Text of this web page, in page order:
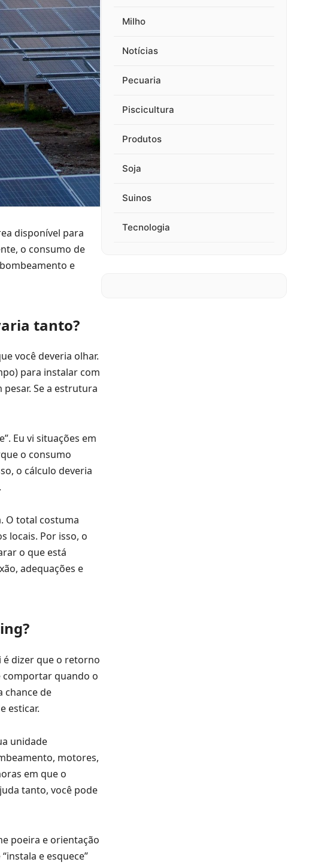
disponível para
o consumo de
e
tanto?
você deveria olhar.
para instalar com
Se a estrutura
Eu vi situações em
o consumo
o cálculo deveria
O total costuma
locais. Por isso, o
o que está
adequações e
é dizer que o retorno
comportar quando o
chance de
esticar.
unidade
motores,
em que o
tanto, você pode
poeira e orientação
e esquece”
Milho
Notícias
Pecuaria
Piscicultura
Produtos
Soja
Suinos
Tecnologia